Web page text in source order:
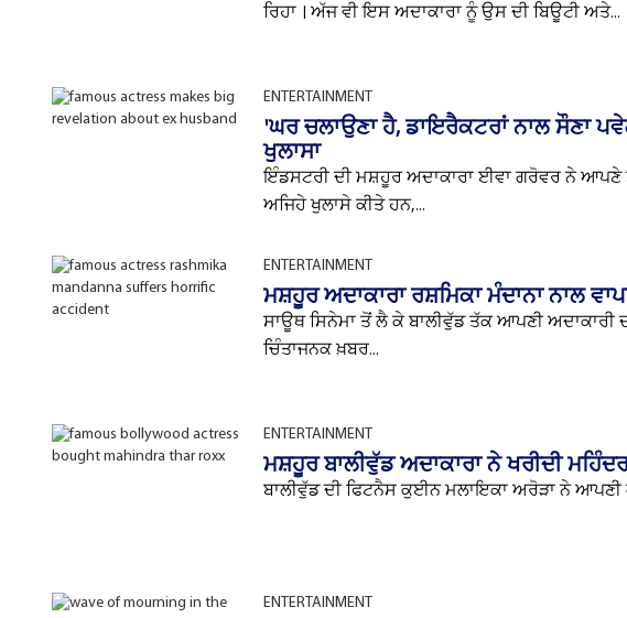
ਰਿਹਾ । ਅੱਜ ਵੀ ਇਸ ਅਦਾਕਾਰਾ ਨੂੰ ਉਸ ਦੀ ਬਿਊਟੀ ਅਤੇ...
ENTERTAINMENT
'ਘਰ ਚਲਾਉਣਾ ਹੈ, ਡਾਇਰੈਕਟਰਾਂ ਨਾਲ ਸੌਣਾ
ਖੁਲਾਸਾ
ਇੰਡਸਟਰੀ ਦੀ ਮਸ਼ਹੂਰ ਅਦਾਕਾਰਾ ਈਵਾ ਗਰੋਵਰ ਨੇ ਆਪਣੇ
ਅਜਿਹੇ ਖੁਲਾਸੇ ਕੀਤੇ ਹਨ,...
ENTERTAINMENT
ਮਸ਼ਹੂਰ ਅਦਾਕਾਰਾ ਰਸ਼ਮਿਕਾ ਮੰਦਾਨਾ ਨਾਲ
ਸਾਊਥ ਸਿਨੇਮਾ ਤੋਂ ਲੈ ਕੇ ਬਾਲੀਵੁੱਡ ਤੱਕ ਆਪਣੀ ਅਦਾਕਾਰੀ
ਚਿੰਤਾਜਨਕ ਖ਼ਬਰ...
ENTERTAINMENT
ਮਸ਼ਹੂਰ ਬਾਲੀਵੁੱਡ ਅਦਾਕਾਰਾ ਨੇ ਖਰੀਦੀ
ਬਾਲੀਵੁੱਡ ਦੀ ਫਿਟਨੈਸ ਕੁਈਨ ਮਲਾਇਕਾ ਅਰੋੜਾ ਨੇ ਆਪਣੀ
ENTERTAINMENT